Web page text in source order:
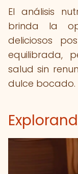
El análisis
brinda la
deliciosos
equilibrada,
salud sin
dulce bocado.